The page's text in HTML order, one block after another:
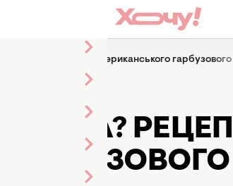
гарбуза? Рецепт американського гарбузового